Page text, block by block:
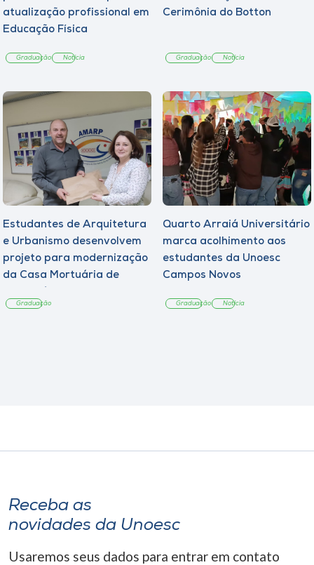
atualização profissional em
Educação Física
Graduação Notícia
Cerimônia do Botton
Graduação Notícia
Estudantes de Arquitetura
e Urbanismo desenvolvem
projeto para modernização
da Casa Mortuária de
Graduação
Quarto Arraiá Universitário
marca acolhimento aos
estudantes da Unoesc
Campos Novos
Graduação Notícia
Receba as
novidades da Unoesc
Usaremos seus dados para entrar em contato